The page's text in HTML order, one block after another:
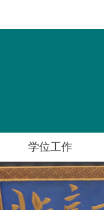
学位工作